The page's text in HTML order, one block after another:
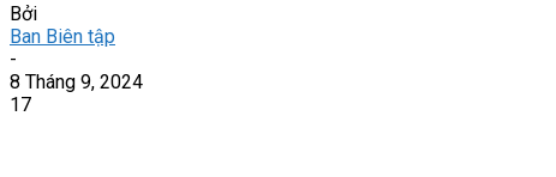
Bởi
Ban Biên tập
-
8 Tháng 9, 2024
17